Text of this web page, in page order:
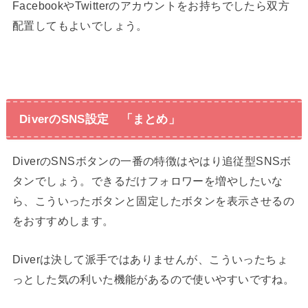
FacebookやTwitterのアカウントをお持ちでしたら双方
配置してもよいでしょう。
DiverのSNS設定 「まとめ」
DiverのSNSボタンの一番の特徴はやはり追従型SNSボ
タンでしょう。できるだけフォロワーを増やしたいな
ら、こういったボタンと固定したボタンを表示させるの
をおすすめします。
Diverは決して派手ではありませんが、こういったちょ
っとした気の利いた機能があるので使いやすいですね。